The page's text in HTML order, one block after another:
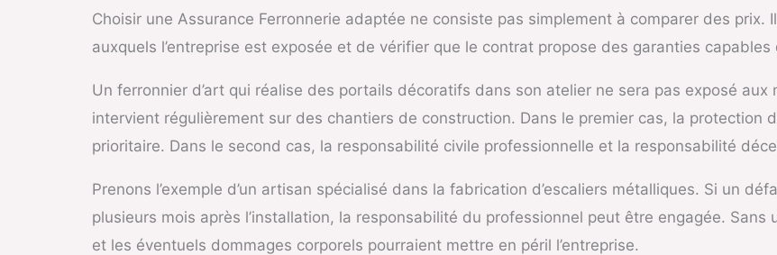
Choisir une Assurance Ferronnerie adaptée ne consiste pas simplement à comparer des prix.
auxquels l’entreprise est exposée et de vérifier que le contrat propose des garanties capables
Un ferronnier d’art qui réalise des portails décoratifs dans son atelier ne sera pas exposé aux
intervient régulièrement sur des chantiers de construction. Dans le premier cas, la protection
prioritaire. Dans le second cas, la responsabilité civile professionnelle et la responsabilité
Prenons l’exemple d’un artisan spécialisé dans la fabrication d’escaliers métalliques. Si un
plusieurs mois après l’installation, la responsabilité du professionnel peut être engagée.
et les éventuels dommages corporels pourraient mettre en péril l’entreprise.